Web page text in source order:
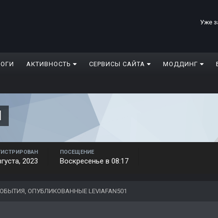
Уже
АКТИВНОСТЬ СЕРВИСЫ САЙТА МОДДИНГ
2023
ПОСЕЩЕНИЕ
Воскресенье в 08:17
ОПУБЛИКОВАННЫЕ LEVIAFAN501